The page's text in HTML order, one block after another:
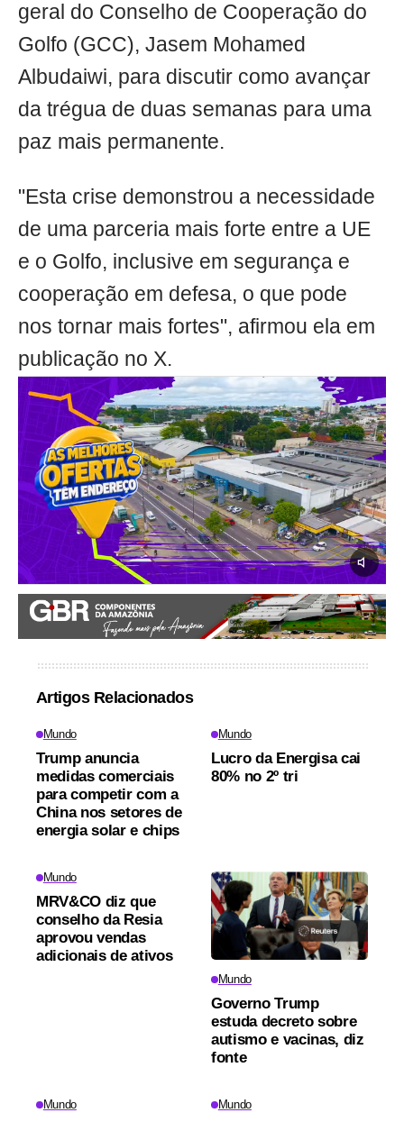
geral do Conselho de Cooperação do
Golfo (GCC), Jasem Mohamed
Albudaiwi, para discutir como avançar
da trégua de duas semanas para uma
paz mais permanente.
"Esta crise demonstrou a necessidade
de uma parceria mais forte entre a UE
e o Golfo, inclusive em segurança e
cooperação em defesa, o que pode
nos tornar mais fortes", afirmou ela em
publicação no X.
Artigos Relacionados
Mundo
Trump anuncia
medidas comerciais
para competir com a
China nos setores de
energia solar e chips
Mundo
Lucro da Energisa cai
80% no 2º tri
Mundo
MRV&CO diz que
conselho da Resia
aprovou vendas
adicionais de ativos
Mundo
Governo Trump
estuda decreto sobre
autismo e vacinas, diz
fonte
Mundo Mundo